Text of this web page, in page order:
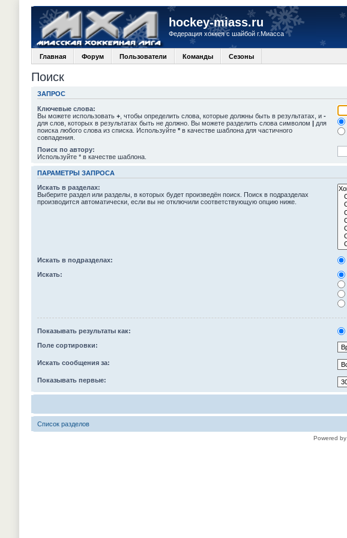
hockey-miass.ru
Федерация хоккея с шайбой г.Миасса
Главная Форум Пользователи Команды Сезоны
Поиск
ЗАПРОС
Ключевые слова:
Вы можете использовать + , чтобы определить слова, которые должны быть в результатах, и -
для слов, которых в результатах быть не должно. Вы можете разделить слова символом | для
поиска любого слова из списка. Используйте * в качестве шаблона для частичного
совпадения.
Поиск по автору:
Используйте * в качестве шаблона.
ПАРАМЕТРЫ ЗАПРОСА
Искать в разделах:
Выберите раздел или разделы, в которых будет произведён поиск. Поиск в подразделах
производится автоматически, если вы не отключили соответствующую опцию ниже.
Искать в подразделах:
Искать:
Показывать результаты как:
Поле сортировки:
Искать сообщения за:
Показывать первые:
Список разделов
Powered by